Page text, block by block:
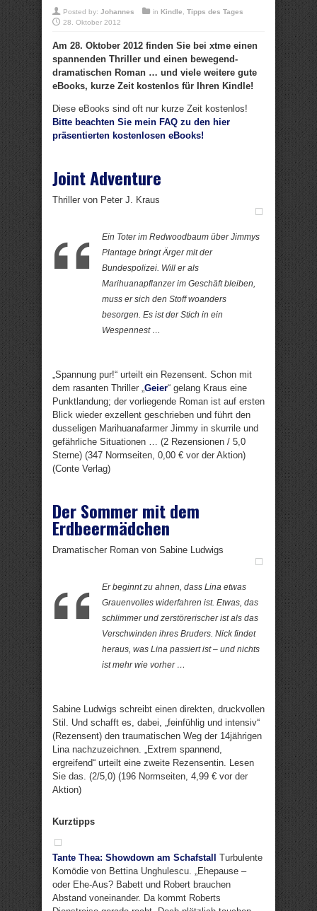
Posted by: Johannes in Kindle
Tipps des Tages
28. Oktober 2012
Am 28. Oktober 2012 finden Sie bei xtme einen
spannenden Thriller und einen bewegend-
dramatischen Roman … und viele weitere gute
eBooks, kurze Zeit kostenlos für Ihren Kindle!
Diese eBooks sind oft nur kurze Zeit kostenlos!
Bitte beachten Sie mein FAQ zu den hier
präsentierten kostenlosen eBooks!
Joint Adventure
Thriller von Peter J. Kraus
Ein Toter im Redwoodbaum über Jimmys
Plantage bringt Ärger mit der
Bundespolizei. Will er als
Marihuanapflanzer im Geschäft bleiben,
muss er sich den Stoff woanders
besorgen. Es ist der Stich in ein
Wespennest …
„Spannung pur!“ urteilt ein Rezensent. Schon mit
dem rasanten Thriller „ Geier“ gelang Kraus eine
Punktlandung; der vorliegende Roman ist auf ersten
Blick wieder exzellent geschrieben und führt den
dusseligen Marihuanafarmer Jimmy in skurrile und
gefährliche Situationen … (2 Rezensionen / 5,0
Sterne) (347 Normseiten, 0,00 € vor der Aktion)
(Conte Verlag)
Der Sommer mit dem
Erdbeermädchen
Dramatischer Roman von Sabine Ludwigs
Er beginnt zu ahnen, dass Lina etwas
Grauenvolles widerfahren ist. Etwas, das
schlimmer und zerstörerischer ist als das
Verschwinden ihres Bruders. Nick findet
heraus, was Lina passiert ist – und nichts
ist mehr wie vorher …
Sabine Ludwigs schreibt einen direkten, druckvollen
Stil. Und schafft es, dabei, „feinfühlig und intensiv“
(Rezensent) den traumatischen Weg der 14jährigen
Lina nachzuzeichnen. „Extrem spannend,
ergreifend“ urteilt eine zweite Rezensentin. Lesen
Sie das. (2/5,0) (196 Normseiten, 4,99 € vor der
Aktion)
Kurztipps
Tante Thea: Showdown am Schafstall Turbulente
Komödie von Bettina Unghulescu. „Ehepause –
oder Ehe-Aus? Babett und Robert brauchen
Abstand voneinander. Da kommt Roberts